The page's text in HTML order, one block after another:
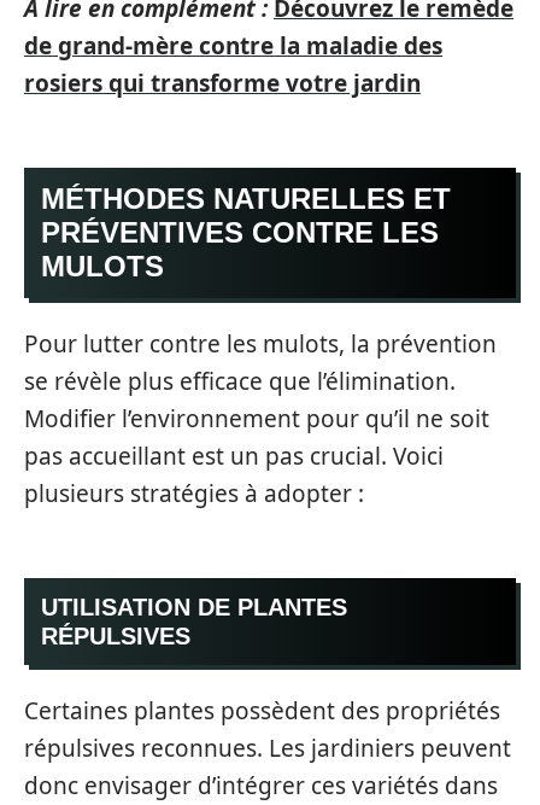
A lire en complément : Découvrez le remède
de grand-mère contre la maladie des
rosiers qui transforme votre jardin
MÉTHODES NATURELLES ET
PRÉVENTIVES CONTRE LES
MULOTS
Pour lutter contre les mulots, la prévention
se révèle plus efficace que l’élimination.
Modifier l’environnement pour qu’il ne soit
pas accueillant est un pas crucial. Voici
plusieurs stratégies à adopter :
UTILISATION DE PLANTES
RÉPULSIVES
Certaines plantes possèdent des propriétés
répulsives reconnues. Les jardiniers peuvent
donc envisager d’intégrer ces variétés dans